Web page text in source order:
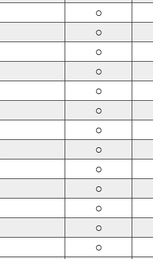
○
○
○
○
○
○
○
○
○
○
○
○
○